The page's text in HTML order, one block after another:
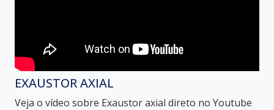
EXAUSTOR AXIAL
Veja o vídeo sobre Exaustor axial direto no Youtube